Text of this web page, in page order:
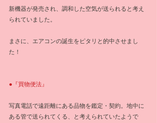
新機器が発売され、調和した空気が送られると考え
られていました。
まさに、エアコンの誕生をピタリと的中させまし
た！
●『買物便法』
写真電話で遠距離にある品物を鑑定・契約。地中に
ある管で送られてくる、と考えられていたようで